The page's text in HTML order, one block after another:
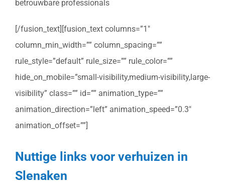
betrouwbare professionals
[/fusion_text][fusion_text columns=”1″
column_min_width=”” column_spacing=””
rule_style=”default” rule_size=”” rule_color=””
hide_on_mobile=”small-visibility,medium-visibility,large-
visibility” class=”” id=”” animation_type=””
animation_direction=”left” animation_speed=”0.3″
animation_offset=””]
Nuttige links voor verhuizen in
Slenaken